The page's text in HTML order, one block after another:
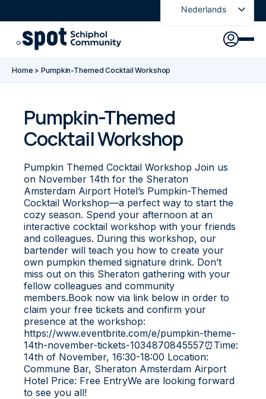
Nederlands
English
Ontdek
Agenda
Over Spot
Spot Pas
Home >Pumpkin-Themed Cocktail Workshop
Pumpkin-Themed
Cocktail Workshop
Pumpkin Themed Cocktail Workshop Join us
on November 14th for the Sheraton
Amsterdam Airport Hotel’s Pumpkin-Themed
Cocktail Workshop—a perfect way to start the
cozy season. Spend your afternoon at an
interactive cocktail workshop with your friends
and colleagues. During this workshop, our
bartender will teach you how to create your
own pumpkin themed signature drink. Don’t
miss out on this Sheraton gathering with your
fellow colleagues and community
members.Book now via link below in order to
claim your free tickets and confirm your
presence at the workshop:
https://www.eventbrite.com/e/pumpkin-theme-
14th-november-tickets-1034870845557⏰Time:
14th of November, 16:30-18:00 Location:
Commune Bar, Sheraton Amsterdam Airport
Hotel Price: Free EntryWe are looking forward
to see you all!